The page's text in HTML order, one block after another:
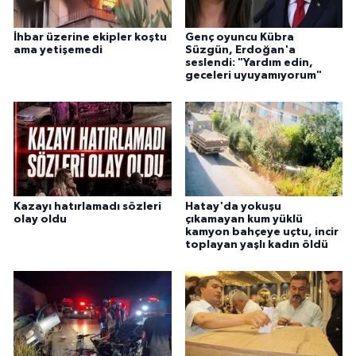
İhbar üzerine ekipler koştu
ama yetişemedi
Genç oyuncu Kübra
Süzgün, Erdoğan'a
seslendi: "Yardım edin,
geceleri uyuyamıyorum"
Kazayı hatırlamadı sözleri
olay oldu
Hatay'da yokuşu
çıkamayan kum yüklü
kamyon bahçeye uçtu, incir
toplayan yaşlı kadın öldü